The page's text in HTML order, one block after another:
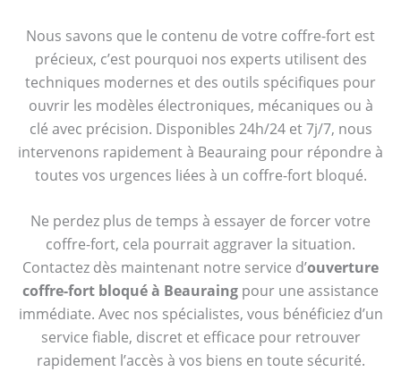
Nous savons que le contenu de votre coffre-fort est
précieux, c’est pourquoi nos experts utilisent des
techniques modernes et des outils spécifiques pour
ouvrir les modèles électroniques, mécaniques ou à
clé avec précision. Disponibles 24h/24 et 7j/7, nous
intervenons rapidement à Beauraing pour répondre à
toutes vos urgences liées à un coffre-fort bloqué.
Ne perdez plus de temps à essayer de forcer votre
coffre-fort, cela pourrait aggraver la situation.
Contactez dès maintenant notre service d’ouverture
coffre-fort bloqué à Beauraing pour une assistance
immédiate. Avec nos spécialistes, vous bénéficiez d’un
service fiable, discret et efficace pour retrouver
rapidement l’accès à vos biens en toute sécurité.